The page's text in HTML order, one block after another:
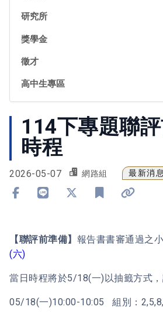
研究所
獎學金
徵才
高中生專區
114下專題聯
時程
2026-05-07 網路組 最新消息
【聯評前準備】 報告書書審通過之
(六)
當日時程將於5/18(一)以抽籤方式
05/18(一)10:00-10:05 組別：